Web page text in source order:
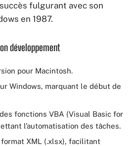
fulgurant avec son
en 1987.
développement
pour Macintosh.
Windows, marquant le début de
fonctions VBA (Visual Basic for
l’automatisation des tâches.
XML (.xlsx), facilitant